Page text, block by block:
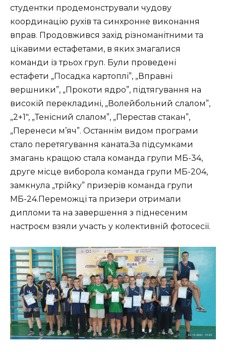
студентки продемонстрували чудову
координацію рухів та синхронне виконання
вправ. Продовжився захід різноманітними та
цікавими естафетами, в яких змагалися
команди із трьох груп. Були проведені
естафети „Посадка картоплі”, „Вправні
вершники”, „Прокоти ядро”, підтягування на
високій перекладині, „Волейбольний слалом”,
„2+1″, „Тенісний слалом”, „Перестав стакан”,
„Перенеси м’яч”. Останнім видом програми
стало перетягування каната.За підсумками
змагань кращою стала команда групи МБ-34,
друге місце виборола команда групи МБ-204,
замкнула „трійку” призерів команда групи
МБ-24.Переможці та призери отримали
дипломи та на завершення з піднесеним
настроєм взяли участь у колективній фотосесії.